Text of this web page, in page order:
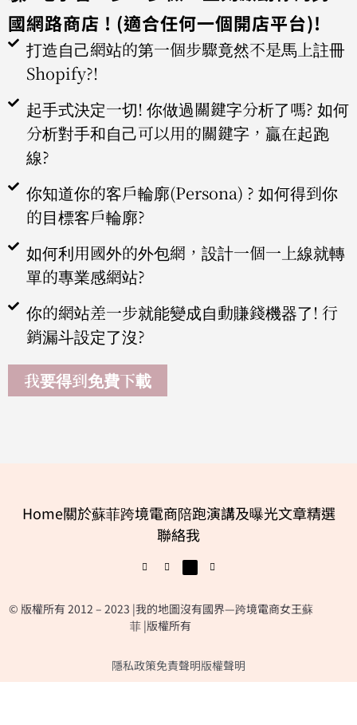
國網路商店 ! (適合任何一個開店平台)!
打造自己網站的第一個步驟竟然不是馬上註冊
Shopify?!
起手式決定一切! 你做過關鍵字分析了嗎? 如何
分析對手和自己可以用的關鍵字，贏在起跑
線?
你知道你的客戶輪廓(Persona) ? 如何得到你
的目標客戶輪廓?
如何利用國外的外包網，設計一個一上線就轉
單的專業感網站?
你的網站差一步就能變成自動賺錢機器了! 行
銷漏斗設定了沒?
我要得到免費下載
Home關於蘇菲跨境電商陪跑演講及曝光文章精選
聯絡我
© 版權所有 2012 – 2023 |我的地圖沒有國界—跨境電商女王蘇
菲 |版權所有
隱私政策免責聲明版權聲明